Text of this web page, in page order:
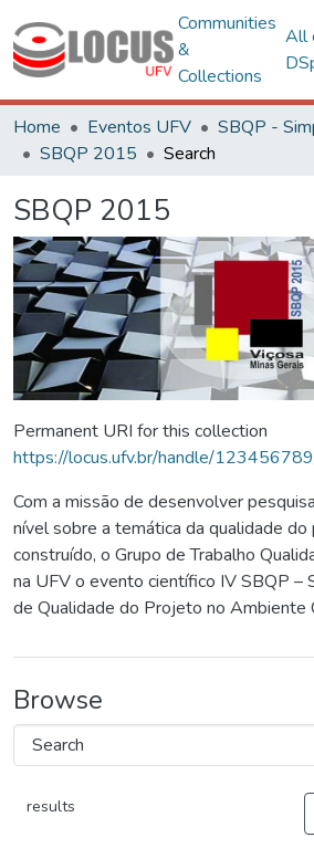
Communities
&
Collections
All
Home Eventos UFV
SBQP 2015
Search
SBQP 2015
Permanent URI for this collection
https://locus.ufv.br/handle/
Com a missão de desenvolver
nível sobre a temática da qualidade
construído, o Grupo de Trabalho
na UFV o evento científico IV SBQP –
de Qualidade do Projeto no Ambiente
Browse
results